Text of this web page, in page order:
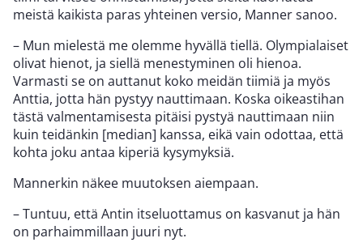
meistä kaikista paras yhteinen versio, Manner sanoo.
– Mun mielestä me olemme hyvällä tiellä. Olympialaiset
olivat hienot, ja siellä menestyminen oli hienoa.
Varmasti se on auttanut koko meidän tiimiä ja myös
Anttia, jotta hän pystyy nauttimaan. Koska oikeastihan
tästä valmentamisesta pitäisi pystyä nauttimaan niin
kuin teidänkin [median] kanssa, eikä vain odottaa, että
kohta joku antaa kiperiä kysymyksiä.
Mannerkin näkee muutoksen aiempaan.
– Tuntuu, että Antin itseluottamus on kasvanut ja hän
on parhaimmillaan juuri nyt.